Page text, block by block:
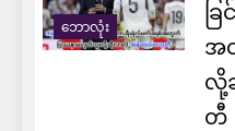
ဘောလုံး
ခ
အ
လို့
တီ